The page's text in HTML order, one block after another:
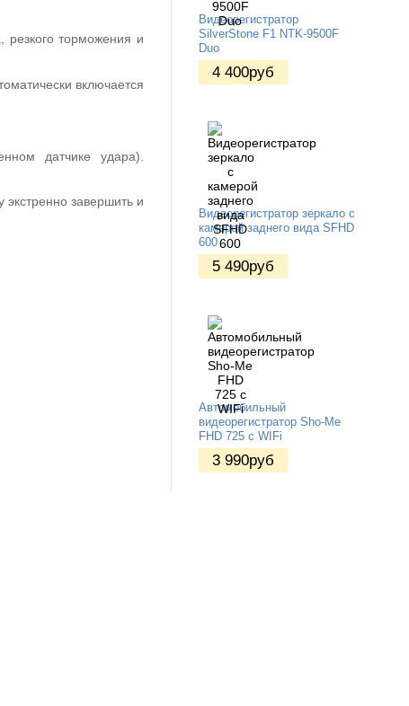
резкого торможения и
включается
датчике удара).
экстренно завершить и
Видеорегистратор
SilverStone F1 NTK-9500F
Duo
4 400руб
Видеорегистратор зеркало с
камерой заднего вида SFHD
600
5 490руб
Автомобильный
видеорегистратор Sho-Me
FHD 725 c WIFi
3 990руб